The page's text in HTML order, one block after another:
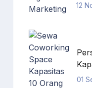
12
01